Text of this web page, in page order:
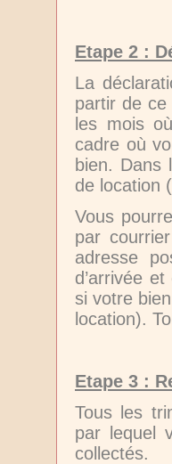
Etape 2 :
La
partir de
les mois
cadre où
bien. Dans
de location
Vous
par
adresse
d’arrivée
si votre
location).
Etape 3 :
Tous les
par lequel
collectés.